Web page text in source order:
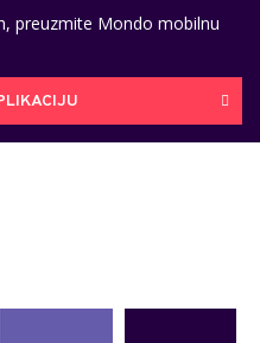
preuzmite Mondo mobilnu